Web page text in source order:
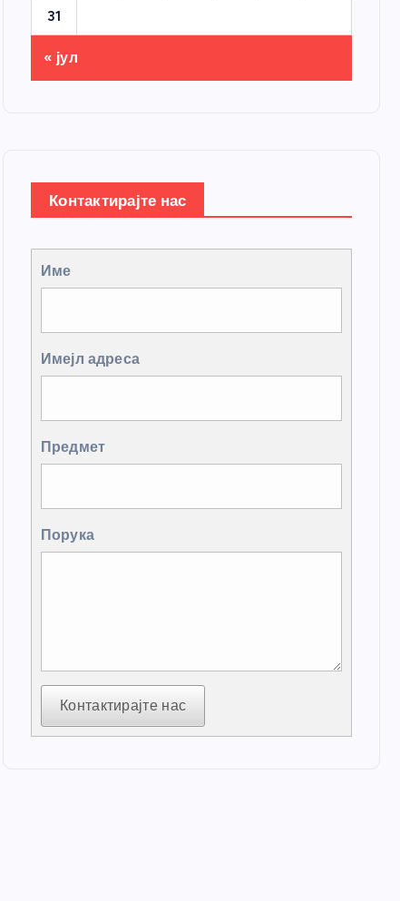
31
« јул
Контактирајте нас
Име
Имејл адреса
Предмет
Порука
Контактирајте нас